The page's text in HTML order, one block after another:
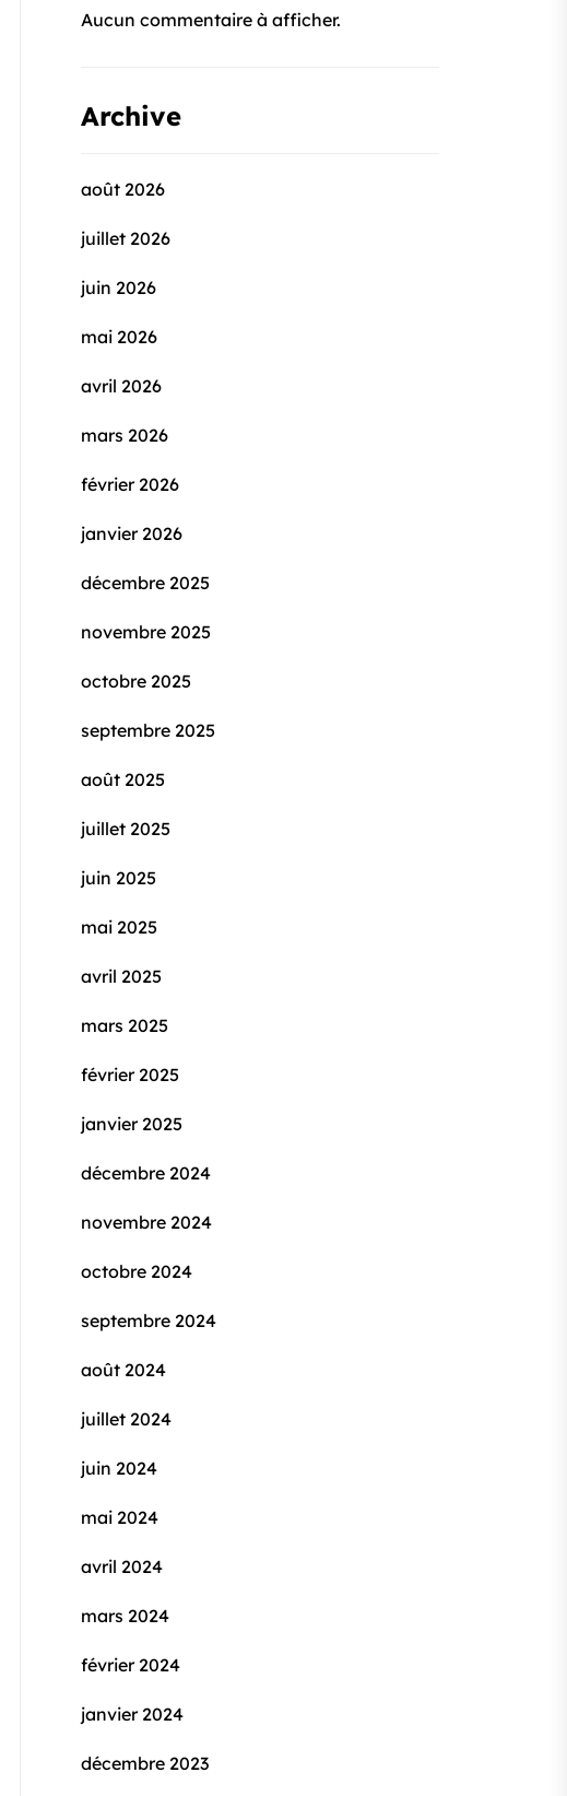
Aucun commentaire à afficher.
Archive
août 2026
juillet 2026
juin 2026
mai 2026
avril 2026
mars 2026
février 2026
janvier 2026
décembre 2025
novembre 2025
octobre 2025
septembre 2025
août 2025
juillet 2025
juin 2025
mai 2025
avril 2025
mars 2025
février 2025
janvier 2025
décembre 2024
novembre 2024
octobre 2024
septembre 2024
août 2024
juillet 2024
juin 2024
mai 2024
avril 2024
mars 2024
février 2024
janvier 2024
décembre 2023